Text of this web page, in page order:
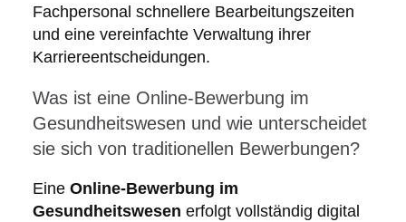
Fachpersonal schnellere Bearbeitungszeiten
und eine vereinfachte Verwaltung ihrer
Karriereentscheidungen.
Was ist eine Online-Bewerbung im
Gesundheitswesen und wie unterscheidet
sie sich von traditionellen Bewerbungen?
Eine Online-Bewerbung im
Gesundheitswesen erfolgt vollständig digital